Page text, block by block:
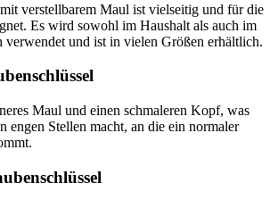
verstellbarem Maul ist vielseitig und für die
Es wird sowohl im Haushalt als auch im
verwendet und ist in vielen Größen erhältlich.
Maul und einen schmaleren Kopf, was
engen Stellen macht, an die ein normaler